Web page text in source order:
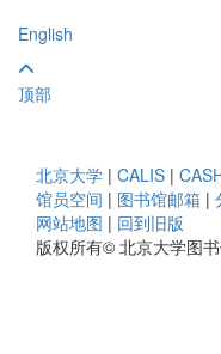
English
顶部
北京大学 | CALIS |
馆员空间 | 图书馆邮箱 |
网站地图 | 回到旧版
版权所有© 北京大学图